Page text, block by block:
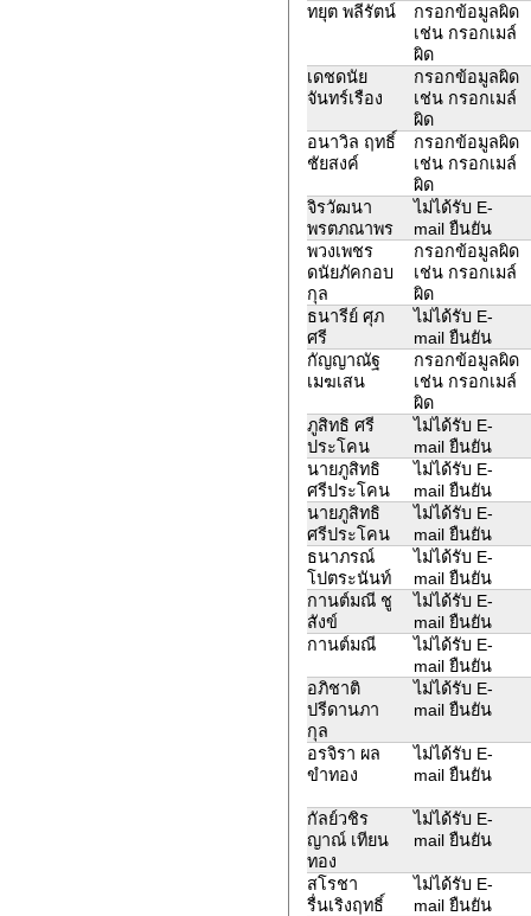
ทยุต พลีรัตน์
กรอกข้อมูลผิด
เช่น กรอกเมล์
ผิด
เดชดนัย
จันทร์เรือง
กรอกข้อมูลผิด
เช่น กรอกเมล์
ผิด
อนาวิล ฤทธิ์
ชัยสงค์
กรอกข้อมูลผิด
เช่น กรอกเมล์
ผิด
จิรวัฒนา
พรตภณาพร
ไม่ได้รับ E-
mail ยืนยัน
พวงเพชร
ดนัยภัคกอบ
กุล
กรอกข้อมูลผิด
เช่น กรอกเมล์
ผิด
ธนารีย์ ศุภ
ศรี
ไม่ได้รับ E-
mail ยืนยัน
กัญญาณัฐ
เมฆเสน
กรอกข้อมูลผิด
เช่น กรอกเมล์
ผิด
ภูสิทธิ ศรี
ประโคน
ไม่ได้รับ E-
mail ยืนยัน
นายภูสิทธิ
ศรีประโคน
ไม่ได้รับ E-
mail ยืนยัน
นายภูสิทธิ
ศรีประโคน
ไม่ได้รับ E-
mail ยืนยัน
ธนาภรณ์
โปตระนันท์
ไม่ได้รับ E-
mail ยืนยัน
กานต์มณี ชู
สังข์
ไม่ได้รับ E-
mail ยืนยัน
กานต์มณี
ไม่ได้รับ E-
mail ยืนยัน
อภิชาติ
ปรีดานภา
กุล
ไม่ได้รับ E-
mail ยืนยัน
อรจิรา ผล
ขำทอง
ไม่ได้รับ E-
mail ยืนยัน
กัลย์วชิร
ญาณ์ เทียน
ทอง
ไม่ได้รับ E-
mail ยืนยัน
สโรชา
รื่นเริงฤทธิ์
ไม่ได้รับ E-
mail ยืนยัน